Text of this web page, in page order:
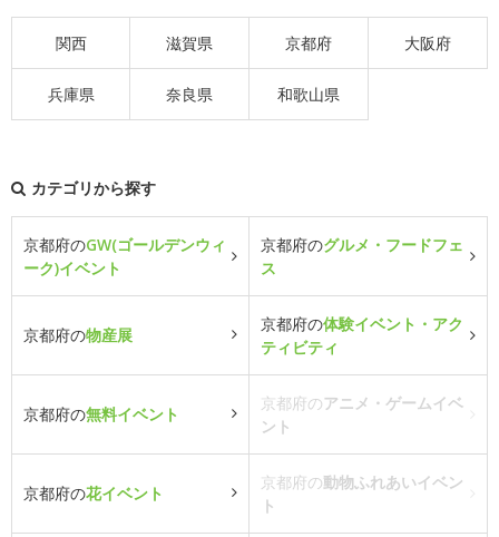
関西 滋賀県 京都府 大阪府
兵庫県 奈良県 和歌山県
カテゴリから探す
京都府のGW(ゴールデンウィ
ーク)イベント
京都府のグルメ・フードフェ
ス
京都府の物産展
京都府の体験イベント・アク
ティビティ
京都府の無料イベント
京都府のアニメ・ゲームイベ
ント
京都府の花イベント
京都府の動物ふれあいイベン
ト